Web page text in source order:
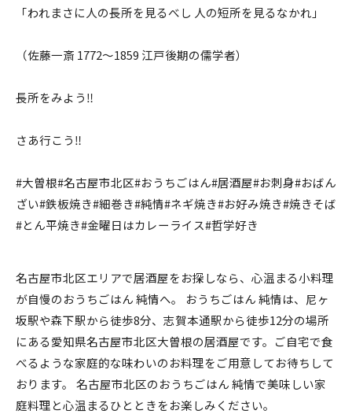
「われまさに人の長所を見るべし 人の短所を見るなかれ」
（佐藤一斎 1772〜1859 江戸後期の儒学者）
長所をみよう‼️
さあ行こう‼️
#大曽根#名古屋市北区#おうちごはん#居酒屋#お刺身#おばん
ざい#鉄板焼き#細巻き#純情#ネギ焼き#お好み焼き#焼きそば
#とん平焼き#金曜日はカレーライス#哲学好き
名古屋市北区エリアで居酒屋をお探しなら、心温まる小料理
が自慢のおうちごはん 純情へ。 おうちごはん 純情は、尼ヶ
坂駅や森下駅から徒歩8分、志賀本通駅から徒歩12分の場所
にある愛知県名古屋市北区大曽根の居酒屋です。ご自宅で食
べるような家庭的な味わいのお料理をご用意してお待ちして
おります。 名古屋市北区のおうちごはん 純情で美味しい家
庭料理と心温まるひとときをお楽しみください。